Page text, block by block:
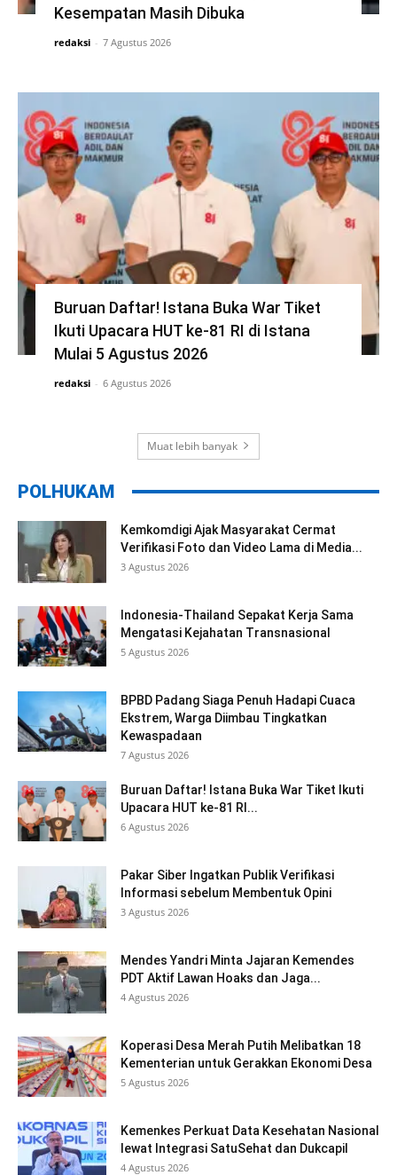
Kesempatan Masih Dibuka
redaksi - 7 Agustus 2026
Buruan Daftar! Istana Buka War Tiket
Ikuti Upacara HUT ke-81 RI di Istana
Mulai 5 Agustus 2026
redaksi - 6 Agustus 2026
Muat lebih banyak
POLHUKAM
Kemkomdigi Ajak Masyarakat Cermat
Verifikasi Foto dan Video Lama di Media...
3 Agustus 2026
Indonesia-Thailand Sepakat Kerja Sama
Mengatasi Kejahatan Transnasional
5 Agustus 2026
BPBD Padang Siaga Penuh Hadapi Cuaca
Ekstrem, Warga Diimbau Tingkatkan
Kewaspadaan
7 Agustus 2026
Buruan Daftar! Istana Buka War Tiket Ikuti
Upacara HUT ke-81 RI...
6 Agustus 2026
Pakar Siber Ingatkan Publik Verifikasi
Informasi sebelum Membentuk Opini
3 Agustus 2026
Mendes Yandri Minta Jajaran Kemendes
PDT Aktif Lawan Hoaks dan Jaga...
4 Agustus 2026
Koperasi Desa Merah Putih Melibatkan 18
Kementerian untuk Gerakkan Ekonomi Desa
5 Agustus 2026
Kemenkes Perkuat Data Kesehatan Nasional
lewat Integrasi SatuSehat dan Dukcapil
4 Agustus 2026